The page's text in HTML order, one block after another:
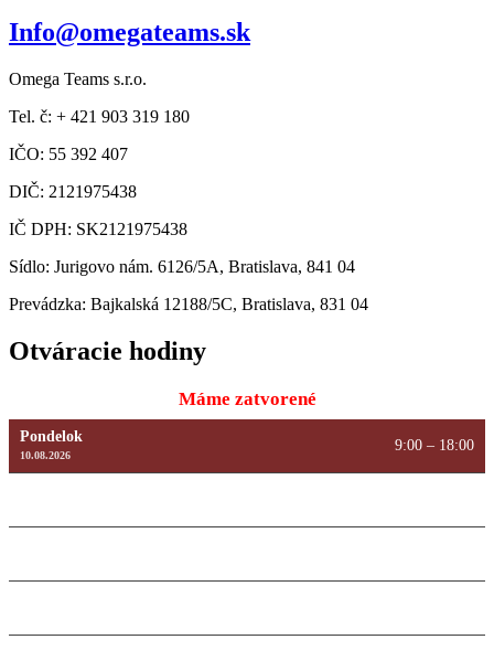
Info@omegateams.sk
Omega Teams s.r.o.
Tel. č: + 421 903 319 180
IČO: 55 392 407
DIČ: 2121975438
IČ DPH: SK2121975438
Sídlo: Jurigovo nám. 6126/5A, Bratislava, 841 04
Prevádzka: Bajkalská 12188/5C, Bratislava, 831 04
Otváracie hodiny
Máme zatvorené
Pondelok
10.08.2026
9:00 – 18:00